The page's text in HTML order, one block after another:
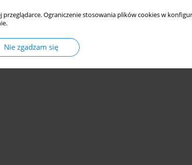
Ograniczenie stosowania plików cookies w
Nie zgadzam się